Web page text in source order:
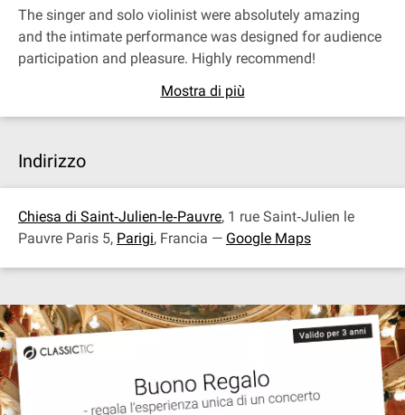
The singer and solo violinist were absolutely amazing
and the intimate performance was designed for audience
participation and pleasure. Highly recommend!
Mostra di più
Indirizzo
Chiesa di Saint‐Julien‐le‐Pauvre, 1 rue Saint‐Julien le
Pauvre Paris 5, Parigi, Francia — Google Maps